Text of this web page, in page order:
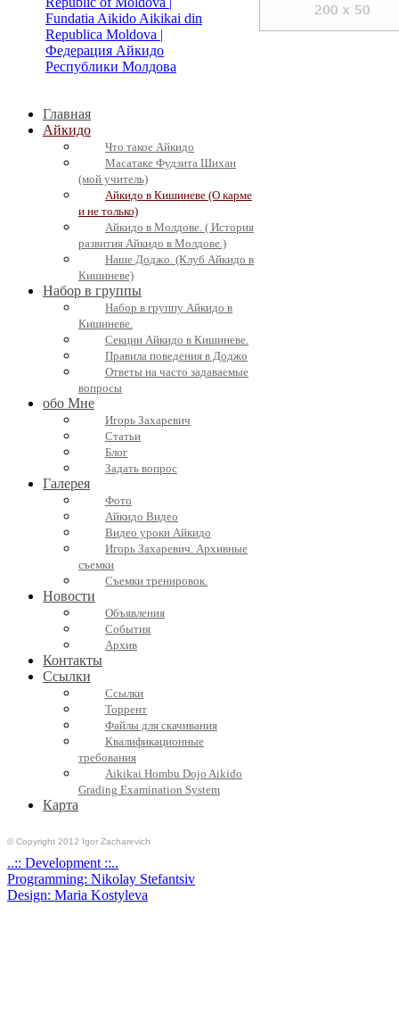
Главная
Айкидо
Что такое Айкидо
Масатаке Фудзита Шихан
(мой учитель)
Айкидо в Кишиневе (О карме
и не только)
Айкидо в Молдове. ( История
развития Айкидо в Молдове.)
Наше Доджо. (Клуб Айкидо в
Кишиневе)
Набор в группы
Набор в группу Айкидо в
Кишиневе.
Секции Айкидо в Кишиневе.
Правила поведения в Доджо
Ответы на часто задаваемые
вопросы
обо Мне
Игорь Захаревич
Статьи
Блог
Задать вопрос
Галерея
Фото
Айкидо Видео
Видео уроки Айкидо
Игорь Захаревич. Архивные
съемки
Съемки тренировок.
Новости
Объявления
События
Архив
Контакты
Ссылки
Ссылки
Торрент
Файлы для скачивания
Квалификационные
требования
Aikikai Hombu Dojo Aikido
Grading Examination System
Карта
© Copyright 2012 Igor Zacharevich
..:: Development ::..
Programming: Nikolay Stefantsiv
Design: Maria Kostyleva